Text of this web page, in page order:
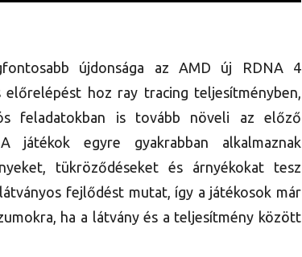
újdonsága az AMD új RDNA 4
hoz ray tracing teljesítményben,
feladatokban is tovább növeli az előző
egyre gyakrabban alkalmaznak
tükröződéseket és árnyékokat tesz
fejlődést mutat, így a játékosok már
ha a látvány és a teljesítmény között